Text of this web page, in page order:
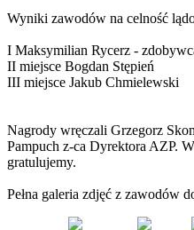
Wyniki zawodów na celność
I Maksymilian Rycerz -
II miejsce Bogdan Stępień
III miejsce Jakub Chmielewski
Nagrody wręczali Grzegorz
Pampuch z-ca Dyrektora AZP.
gratulujemy.
Pełna galeria zdjęć z zawodów